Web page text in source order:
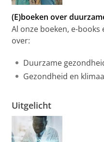
(E)boeken over
Al onze boeken, e-
over:
Duurzame
Gezondheid en
Uitgelicht